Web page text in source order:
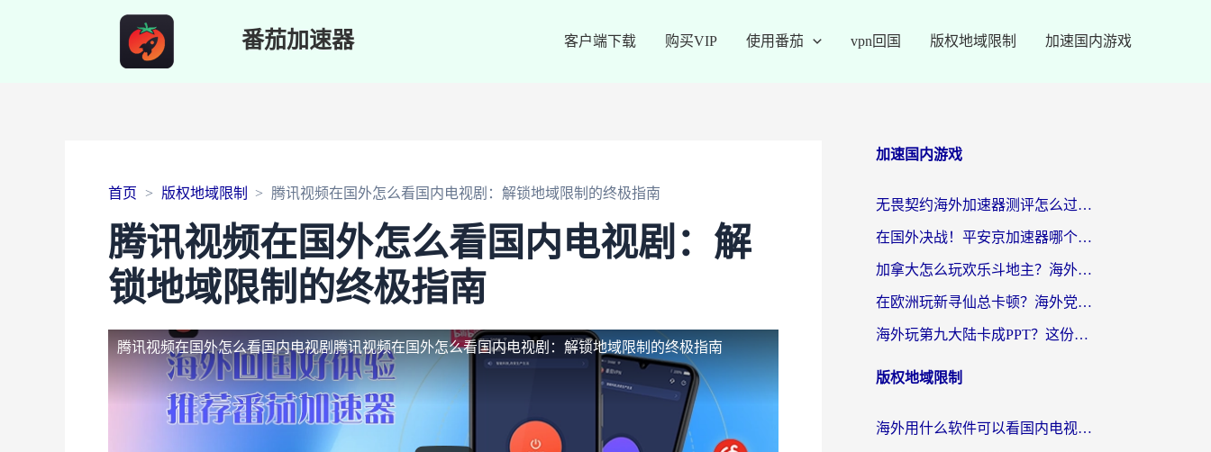
番茄加速器 客户端下载 购买VIP 使用番茄 vpn回国 版权地域限制 加速国内游戏
首页 版权地域限制 腾讯视频在国外怎么看国内电视剧：解锁地域限制的终极指南
腾讯视频在国外怎么看国内电视剧：解
锁地域限制的终极指南
腾讯视频在国外怎么看国内电视剧腾讯视频在国外怎么看国内电视剧：解锁地域限制的终极指南
加速国内游戏
无畏契约海外加速器测评怎么过？海外玩家亲测实用指南（附小众技巧）
在国外决战！平安京加速器哪个好用一点？老玩家亲测番茄加速器全解析
加拿大怎么玩欢乐斗地主？海外党国服游戏加速终极指南（附绝地求生未来之役300英雄实测）
在欧洲玩新寻仙总卡顿？海外党必看的国服游戏加速全攻略
海外玩第九大陆卡成PPT？这份网络加速指南帮你丝滑上分
版权地域限制
海外用什么软件可以看国内电视？留学生亲测有效的追剧自由指南